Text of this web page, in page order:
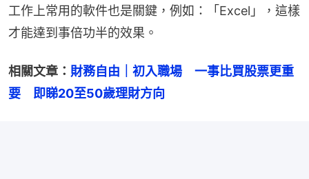
工作上常用的軟件也是關鍵，例如：「Excel」，這樣
才能達到事倍功半的效果。
相關文章： 財務自由｜初入職場　一事比買股票更重
要　即睇20至50歲理財方向